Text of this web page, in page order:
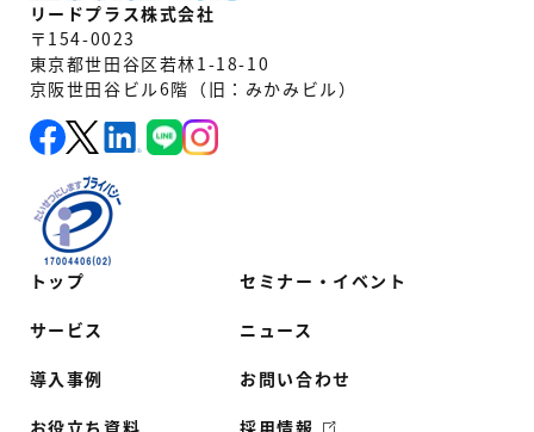
トップ
サービス
導入事例
セミナー・イベント
ニュース
お問い合わせ
リードプラス株式会社
〒154-0023
東京都世田谷区若林1-18-10
京阪世田谷ビル6階（旧：みかみビル）